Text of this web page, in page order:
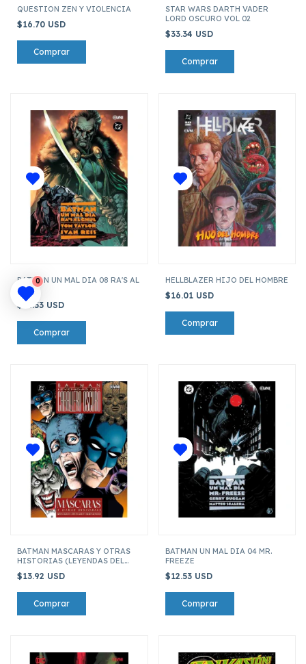
QUESTION ZEN Y VIOLENCIA
$16.70 USD
STAR WARS DARTH VADER
LORD OSCURO VOL 02
$33.34 USD
BATMAN UN MAL DIA 08 RA'S AL
GHUL
$12.53 USD
HELLBLAZER HIJO DEL HOMBRE
$16.01 USD
BATMAN MASCARAS Y OTRAS
HISTORIAS (LEYENDAS DEL
$13.92 USD
BATMAN UN MAL DIA 04 MR.
FREEZE
$12.53 USD
0